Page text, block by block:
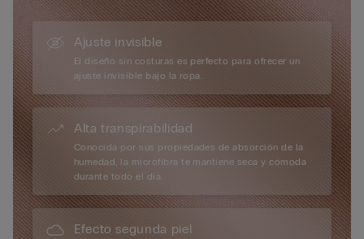
Ajuste invisible
El diseño sin costuras es perfecto para ofrecer un
ajuste invisible bajo la ropa.
Alta transpirabilidad
Conocida por sus propiedades de absorción de la
humedad, la microfibra te mantiene seca y cómoda
durante todo el día.
Efecto segunda piel